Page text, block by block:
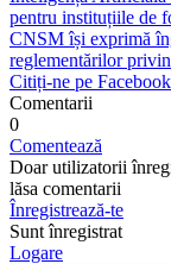
pentru instituțiile de
CNSM își exprimă
reglementărilor
Citiți-ne pe Facebook
Comentarii
0
Comentează
Doar utilizatorii
lăsa comentarii
Înregistrează-te
Sunt înregistrat
Logare